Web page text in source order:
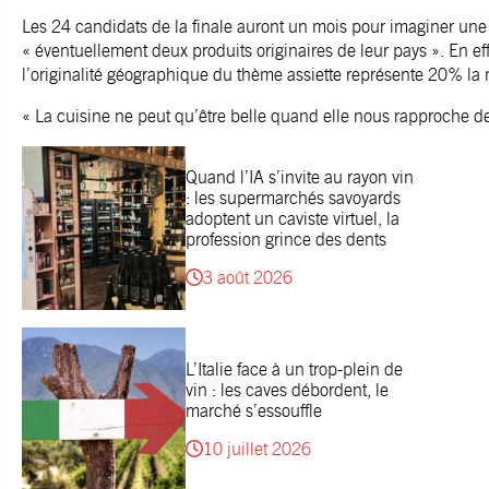
Les 24 candidats de la finale auront un mois pour imaginer
« éventuellement deux produits originaires de leur pays ». En
l’originalité géographique du thème assiette représente 20% la
« La cuisine ne peut qu’être belle quand elle nous rapproche
Quand l’IA s’invite au rayon vin
: les supermarchés savoyards
adoptent un caviste virtuel, la
profession grince des dents
3 août 2026
L’Italie face à un trop-plein de
vin : les caves débordent, le
marché s’essouffle
10 juillet 2026